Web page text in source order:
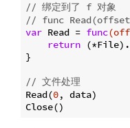
// 绑定到了 f 对象
// func
var Read = func
return
}
// 文件处理
Read(0, data)